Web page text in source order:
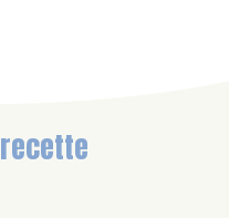
recette